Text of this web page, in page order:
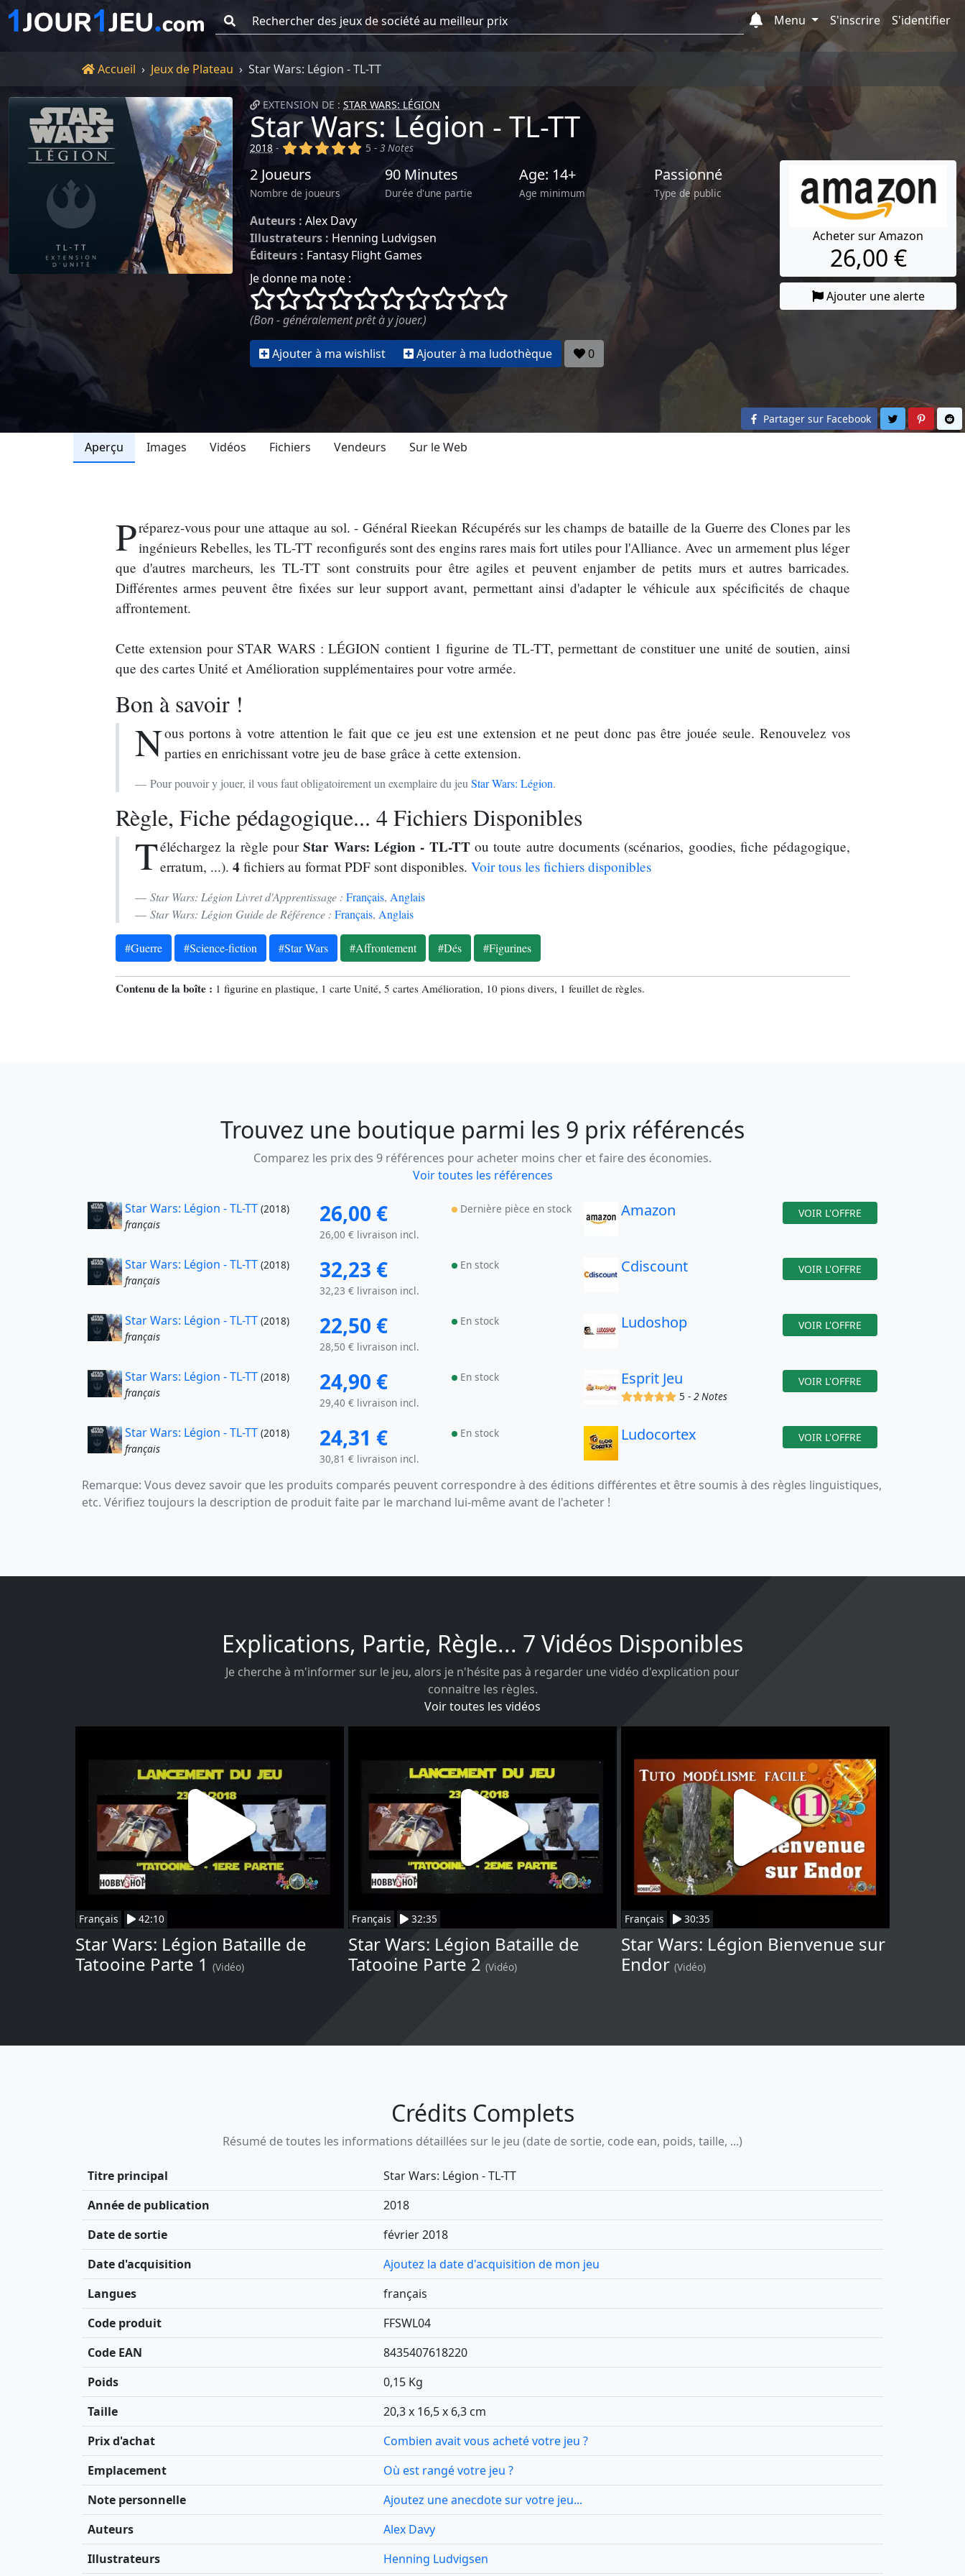
Menu
S'inscrire S'identifier
Accueil
Accueil Jeux de Plateau Star Wars: Légion - TL-TT
EXTENSION DE : STAR WARS: LÉGION
Star Wars: Légion - TL-TT
2018 - (x) (x) (x) (x) (x)
5 -3 Notes
2 Joueurs
Nombre de joueurs
90 Minutes
Durée d'une partie
Age: 14+
Age minimum
Passionné
Type de public
Auteurs : Alex Davy
Illustrateurs : Henning Ludvigsen
Éditeurs : Fantasy Flight Games
Je donne ma note :
()
() () () () () () () ()
(Bon - généralement prêt à y jouer.)
Ajouter à ma wishlist Ajouter à ma ludothèque 0
Acheter sur Amazon
26,00 €
Ajouter une alerte
Partager sur Facebook Partager sur
Aperçu Images Vidéos Fichiers Vendeurs Sur le Web
Préparez-vous pour une attaque au sol. - Général Rieekan Récupérés sur les champs de bataille de la Guerre des Clones par les
ingénieurs Rebelles, les TL-TT reconfigurés sont des engins rares mais fort utiles pour l'Alliance. Avec un armement plus léger
que d'autres marcheurs, les TL-TT sont construits pour être agiles et peuvent enjamber de petits murs et autres barricades.
Différentes armes peuvent être fixées sur leur support avant, permettant ainsi d'adapter le véhicule aux spécificités de chaque
affrontement.
Cette extension pour STAR WARS : LÉGION contient 1 figurine de TL-TT, permettant de constituer une unité de soutien, ainsi
que des cartes Unité et Amélioration supplémentaires pour votre armée.
Bon à savoir !
Nous portons à votre attention le fait que ce jeu est une extension et ne peut donc pas être jouée seule. Renouvelez vos
parties en enrichissant votre jeu de base grâce à cette extension.
Pour pouvoir y jouer, il vous faut obligatoirement un exemplaire du jeu Star Wars: Légion.
Règle, Fiche pédagogique... 4 Fichiers Disponibles
Téléchargez la règle pourStar Wars: Légion - TL-TTou toute autre documents (scénarios, goodies, fiche pédagogique,
erratum, ...).4 fichiers au format PDF sont disponibles.Voir tous les fichiers disponibles
Star Wars: Légion Livret d'Apprentissage : Français, Anglais
Star Wars: Légion Guide de Référence : Français, Anglais
#Guerre #Science-fiction #Star Wars #Affrontement #Dés #Figurines
Contenu de la boîte : 1 figurine en plastique, 1 carte Unité, 5 cartes Amélioration, 10 pions divers, 1 feuillet de règles.
Trouvez une boutique parmi les 9 prix référencés
Comparez les prix des 9 références pour acheter moins cher et faire des économies.
Voir toutes les références
Star Wars: Légion - TL-TT (2018)
français
26,00 €
26,00 € livraison incl.
Dernière pièce en stock Amazon VOIR L'OFFRE
Star Wars: Légion - TL-TT (2018)
français
32,23 €
32,23 € livraison incl.
En stock Cdiscount VOIR L'OFFRE
Star Wars: Légion - TL-TT (2018)
français
22,50 €
28,50 € livraison incl.
En stock Ludoshop VOIR L'OFFRE
Star Wars: Légion - TL-TT (2018)
français
24,90 €
29,40 € livraison incl.
En stock Esprit Jeu
(x)(x)(x)(x)(x)
5 - 2 Notes
VOIR L'OFFRE
Star Wars: Légion - TL-TT (2018)
français
24,31 €
30,81 € livraison incl.
En stock Ludocortex VOIR L'OFFRE
Remarque: Vous devez savoir que les produits comparés peuvent correspondre à des éditions différentes et être soumis à des règles linguistiques,
etc. Vérifiez toujours la description de produit faite par le marchand lui-même avant de l'acheter !
Explications, Partie, Règle... 7 Vidéos Disponibles
Je cherche à m'informer sur le jeu, alors je n'hésite pas à regarder une vidéo d'explication pour
connaitre les règles.
Voir toutes les vidéos
Français 42:10
Star Wars: Légion Bataille de
Tatooine Parte 1 (Vidéo)
Français 32:35
Star Wars: Légion Bataille de
Tatooine Parte 2 (Vidéo)
Français 30:35
Star Wars: Légion Bienvenue sur
Endor (Vidéo)
Crédits Complets
Résumé de toutes les informations détaillées sur le jeu (date de sortie, code ean, poids, taille, ...)
Titre principal
Star Wars: Légion - TL-TT
Année de publication
2018
Date de sortie
février 2018
Date d'acquisition
Ajoutez la date d'acquisition de mon jeu
Langues
français
Code produit
FFSWL04
Code EAN
8435407618220
Poids
0,15 Kg
Taille
20,3 x 16,5 x 6,3 cm
Prix d'achat
Combien avait vous acheté votre jeu ?
Emplacement
Où est rangé votre jeu ?
Note personnelle
Ajoutez une anecdote sur votre jeu...
Auteurs
Alex Davy
Illustrateurs
Henning Ludvigsen